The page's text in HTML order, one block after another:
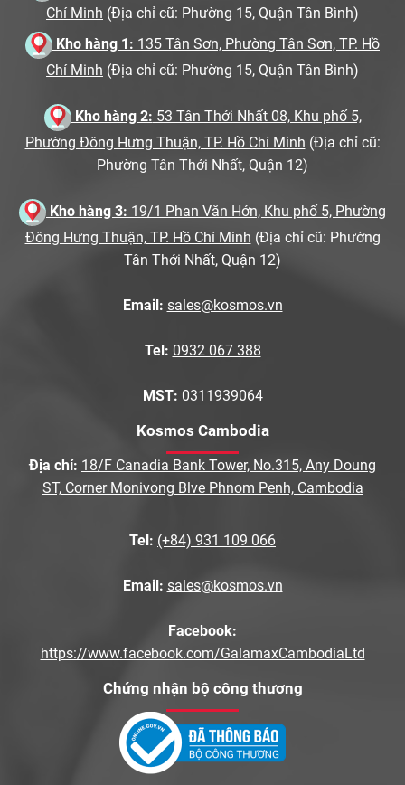
Chí Minh (Địa chỉ cũ: Phường 15, Quận Tân Bình)
Kho hàng 1: 135 Tân Sơn, Phường Tân Sơn, TP. Hồ
Chí Minh (Địa chỉ cũ: Phường 15, Quận Tân Bình)
Kho hàng 2: 53 Tân Thới Nhất 08, Khu phố 5,
Phường Đông Hưng Thuận, TP. Hồ Chí Minh (Địa chỉ cũ:
Phường Tân Thới Nhất, Quận 12)
Kho hàng 3: 19/1 Phan Văn Hớn, Khu phố 5, Phường
Đông Hưng Thuận, TP. Hồ Chí Minh (Địa chỉ cũ: Phường
Tân Thới Nhất, Quận 12)
Email: sales@kosmos.vn
Tel: 0932 067 388
MST: 0311939064
Kosmos Cambodia
Địa chỉ: 18/F Canadia Bank Tower, No.315, Any Doung
ST, Corner Monivong Blve Phnom Penh, Cambodia
Tel: (+84) 931 109 066
Email: sales@kosmos.vn
Facebook:
https://www.facebook.com/GalamaxCambodiaLtd
Chứng nhận bộ công thương